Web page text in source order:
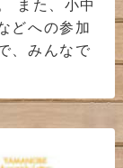
また、小中
どへの参加
、みんなで